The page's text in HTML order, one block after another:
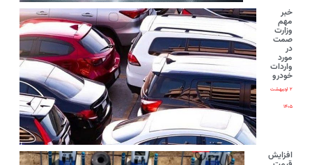
خبر
مهم
وزارت
صمت
در
مورد
واردات
خودرو
۲ اردیبهشت
۱۴۰۵
افزایش